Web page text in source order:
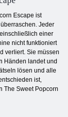
Escape ist
Jeder
einer
nicht funktioniert
verliert. Sie müssen
Händen landet und
lösen und alle
ist,
The Sweet Popcorn